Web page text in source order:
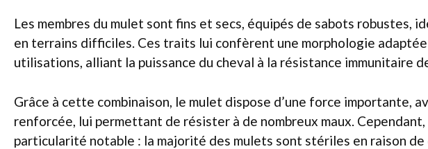
Les membres du mulet sont fins et secs, équipés de sabots robustes,
en terrains difficiles. Ces traits lui confèrent une morphologie
utilisations, alliant la puissance du cheval à la résistance immunitaire
Grâce à cette combinaison, le mulet dispose d’une force importante,
renforcée, lui permettant de résister à de nombreux maux.
particularité notable : la majorité des mulets sont stériles en raison